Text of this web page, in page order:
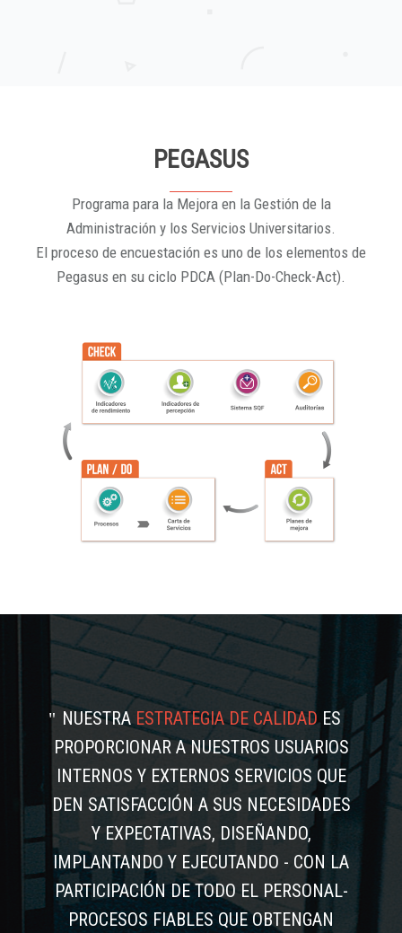
PEGASUS
Programa para la Mejora en la Gestión de la
Administración y los Servicios Universitarios.
El proceso de encuestación es uno de los elementos de
Pegasus en su ciclo PDCA (Plan-Do-Check-Act).
NUESTRAESTRATEGIA DE CALIDADES
PROPORCIONAR A NUESTROS USUARIOS
INTERNOS Y EXTERNOS SERVICIOS QUE
DEN SATISFACCIÓN A SUS NECESIDADES
Y EXPECTATIVAS, DISEÑANDO,
IMPLANTANDO Y EJECUTANDO - CON LA
PARTICIPACIÓN DE TODO EL PERSONAL-
PROCESOS FIABLES QUE OBTENGAN